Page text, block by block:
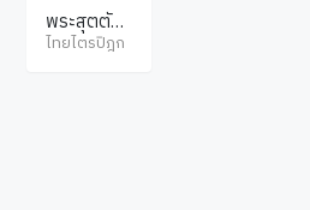
พระสุตตัน
ตปิฎก มัชฌิ
ไทยไตรปิฎก